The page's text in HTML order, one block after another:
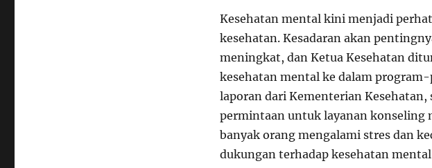
Kesehatan mental kini menjadi
kesehatan. Kesadaran akan
meningkat, dan Ketua Kesehatan
kesehatan mental ke dalam
laporan dari Kementerian
permintaan untuk layanan konseling
banyak orang mengalami stres dan
dukungan terhadap kesehatan